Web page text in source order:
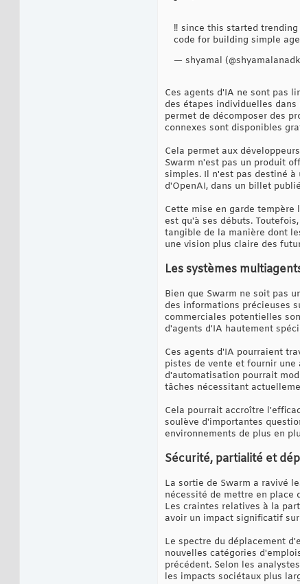
‼️ since this started
code for building simple
— shyamal
Ces agents d'IA ne sont pas
des étapes individuelles
permet de décomposer des
connexes sont disponibles
Cela permet aux
Swarm n'est pas un produit
simples. Il n'est pas destiné
d'OpenAI, dans un billet
Cette mise en garde
est qu'à ses débuts.
tangible de la manière dont
une vision plus claire des
Les systèmes
Bien que Swarm ne soit pas
des informations précieuses
commerciales potentielles
d'agents d'IA hautement
Ces agents d'IA pourraient
pistes de vente et fournir
d'automatisation pourrait
tâches nécessitant
Cela pourrait accroître
soulève d'importantes
environnements de plus en
Sécurité, partialité et
La sortie de Swarm a ravivé
nécessité de mettre en place
Les craintes relatives à la
avoir un impact significatif
Le spectre du déplacement
nouvelles catégories
précédent. Selon les
les impacts sociétaux plus